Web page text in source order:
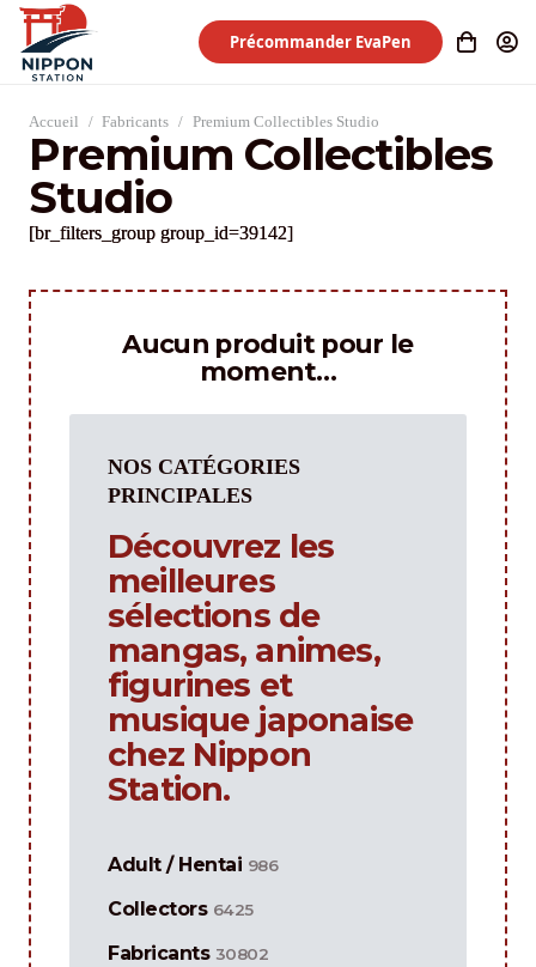
Précommander EvaPen
Accueil / Fabricants / Premium Collectibles Studio
Premium Collectibles
Studio
[br_filters_group group_id=39142]
Aucun produit pour le
moment…
NOS CATÉGORIES
PRINCIPALES
Découvrez les
meilleures
sélections de
mangas, animes,
figurines et
musique japonaise
chez Nippon
Station.
Adult / Hentai 986
Collectors 6425
Fabricants 30802